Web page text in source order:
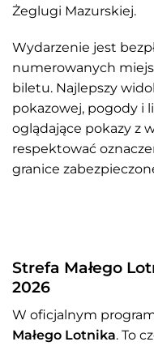
Żeglugi Mazurskiej.
Wydarzenie jest
numerowanych
biletu. Najlepszy
pokazowej, pogody i
oglądające pokazy z
respektować
granice
Strefa Małego
2026
W oficjalnym
Małego Lotnika. To